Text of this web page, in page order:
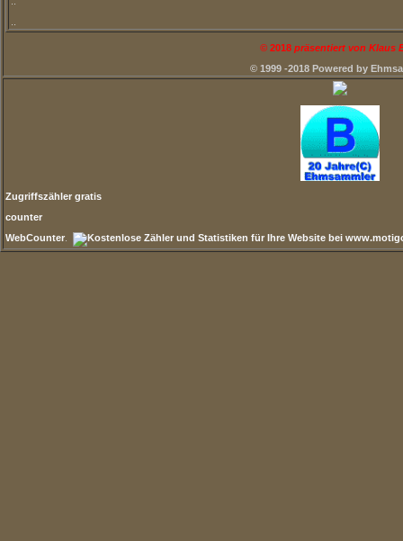
© 2018 präsentiert von Klaus
© 1999 -2018 Powered by
Zugriffszähler gratis
counter
WebCounter